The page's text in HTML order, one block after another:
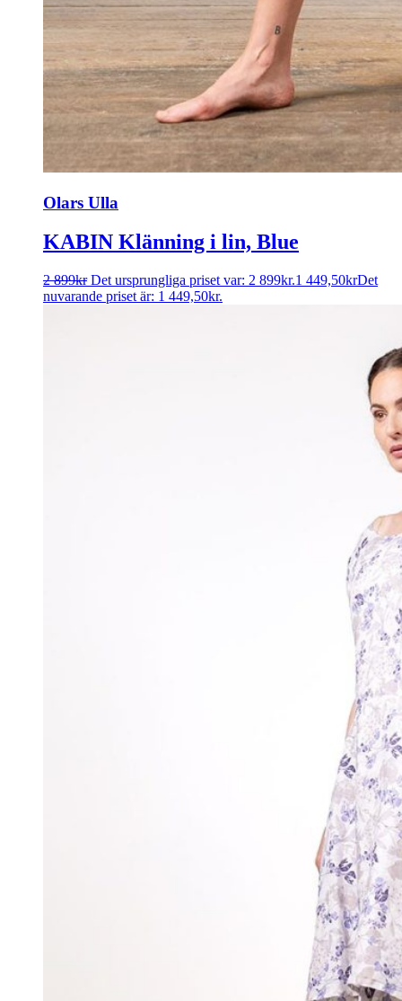
Olars Ulla
KABIN Klänning i lin, Blue
2 899kr Det ursprungliga priset var: 2 899kr.1 449,50krDet
nuvarande priset är: 1 449,50kr.